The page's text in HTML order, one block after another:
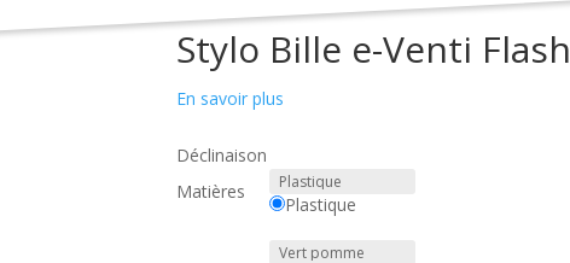
Stylo Bille e-Venti Flash
En savoir plus
Déclinaison
Matières
Plastique